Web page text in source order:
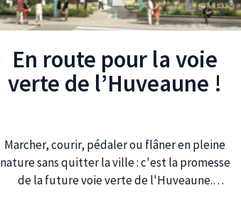
En route pour la voie
verte de l’Huveaune !
Marcher, courir, pédaler ou flâner en pleine
nature sans quitter la ville : c'est la promesse
de la future voie verte de l'Huveaune.